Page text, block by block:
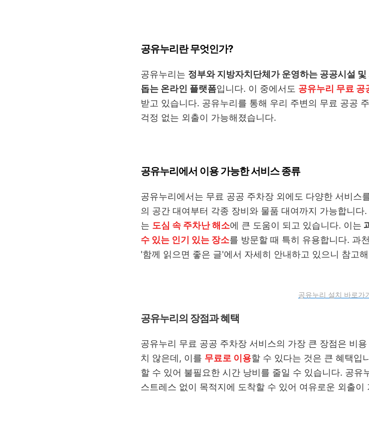
공유누리란 무엇인가?
공유누리는 정부와 지방자치단체가 운영하는 공공시설 및
돕는 온라인 플랫폼입니다. 이 중에서도 공유누리 무료 공
받고 있습니다. 공유누리를 통해 우리 주변의 무료 공공
걱정 없는 외출이 가능해졌습니다.
공유누리에서 이용 가능한 서비스 종류
공유누리에서는 무료 공공 주차장 외에도 다양한 서비스
의 공간 대여부터 각종 장비와 물품 대여까지 가능합니
는 도심 속 주차난 해소에 큰 도움이 되고 있습니다. 이는
수 있는 인기 있는 장소를 방문할 때 특히 유용합니다. 과
'함께 읽으면 좋은 글'에서 자세히 안내하고 있으니 참고
공유누리 설치 바로가
공유누리의 장점과 혜택
공유누리 무료 공공 주차장 서비스의 가장 큰 장점은 비
치 않은데, 이를 무료로 이용할 수 있다는 것은 큰 혜택입
할 수 있어 불필요한 시간 낭비를 줄일 수 있습니다. 공유
스트레스 없이 목적지에 도착할 수 있어 여유로운 외출이